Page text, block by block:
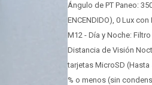
Ángulo de PT Paneo:
ENCENDIDO), 0 Lux
M12 - Día y Noche:
Distancia de Visión
tarjetas MicroSD (Hasta
% o menos (sin